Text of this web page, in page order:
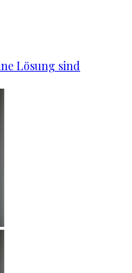
Lösung sind